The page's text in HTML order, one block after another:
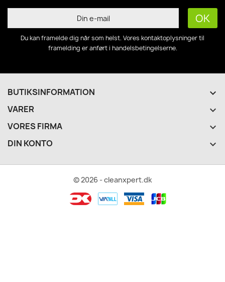
Du kan framelde dig når som helst. Vores kontaktoplysninger til
framelding er anført i handelsbetingelserne.
BUTIKSINFORMATION keyboard_arrow_down
VARER 
VORES FIRMA 
DIN KONTO 
© 2026 - cleanxpert.dk